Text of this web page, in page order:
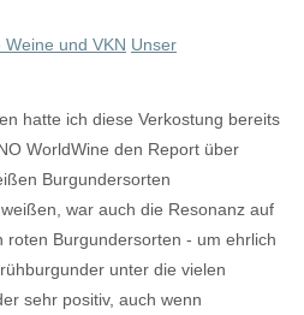
Weine und VKN Unser
hatte ich diese Verkostung bereits
WorldWine den Report über
Burgundersorten
war auch die Resonanz auf
roten Burgundersorten - um ehrlich
unter die vielen
sehr positiv, auch wenn